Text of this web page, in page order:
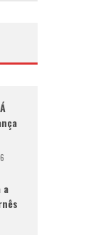
a